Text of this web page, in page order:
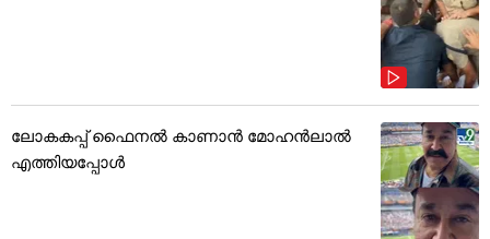
ലോകകപ്പ് ഫൈനൽ കാണാൻ മോഹൻലാൽ
എത്തിയപ്പോൾ